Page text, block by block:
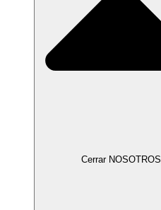
Cerrar NOSOTROS